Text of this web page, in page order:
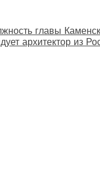
главы
архитектор из